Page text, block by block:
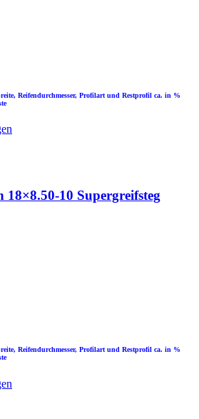
Reifendurchmesser, Profilart und Restprofil ca. in %
18×8.50-10 Supergreifsteg
Reifendurchmesser, Profilart und Restprofil ca. in %